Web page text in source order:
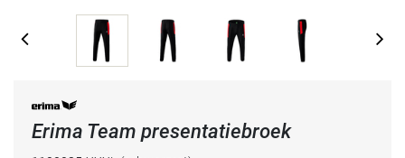
Erima Team presentatiebroek